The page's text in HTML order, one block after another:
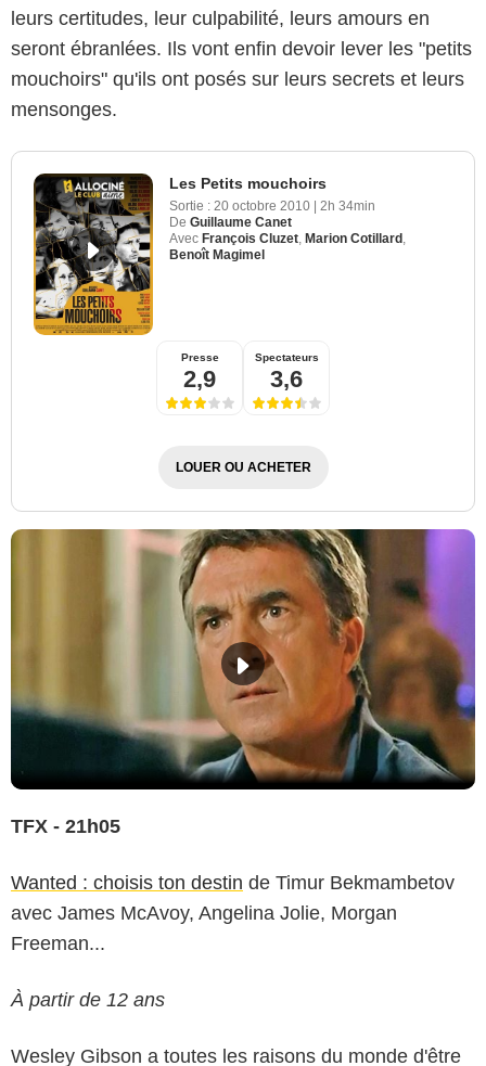
leurs certitudes, leur culpabilité, leurs amours en
seront ébranlées. Ils vont enfin devoir lever les "petits
mouchoirs" qu'ils ont posés sur leurs secrets et leurs
mensonges.
Les Petits mouchoirs
Sortie : 20 octobre 2010 | 2h 34min
De Guillaume Canet
Avec François Cluzet Marion Cotillard
Benoît Magimel
Presse
2,9
Spectateurs
3,6
LOUER OU ACHETER
TFX - 21h05
Wanted : choisis ton destin de Timur Bekmambetov
avec James McAvoy, Angelina Jolie, Morgan
Freeman...
À partir de 12 ans
Wesley Gibson a toutes les raisons du monde d'être